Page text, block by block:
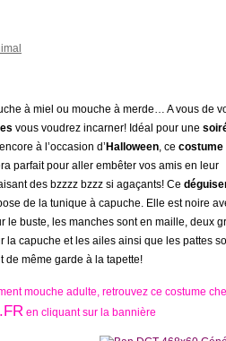
à miel ou mouche à merde… A vous de
vous voudrez incarner! Idéal pour une
à l’occasion d’ Halloween, ce costume
parfait pour aller embêter vos amis en leur
des bzzzz bzzz si agaçants! Ce
de la tunique à capuche. Elle est noire
le buste, les manches sont en maille, deux
la capuche et les ailes ainsi que les pattes
de même garde à la tapette!
mouche adulte, retrouvez ce costume
en cliquant sur la bannière